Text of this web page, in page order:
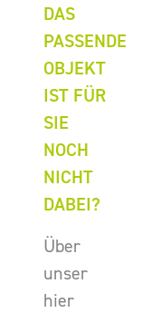
DAS
PASSENDE
OBJEKT
IST FÜR
SIE
NOCH
NICHT
DABEI?
Über
unser
hier